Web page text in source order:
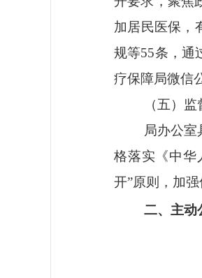
加居民医保，
规等55条，通
疗保障局微信
（五）
监
局办公
格落实《中华
开”原则，加
二、 主动